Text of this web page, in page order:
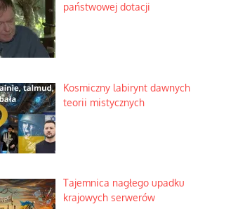
państwowej dotacji
Kosmiczny labirynt dawnych
teorii mistycznych
Tajemnica nagłego upadku
krajowych serwerów